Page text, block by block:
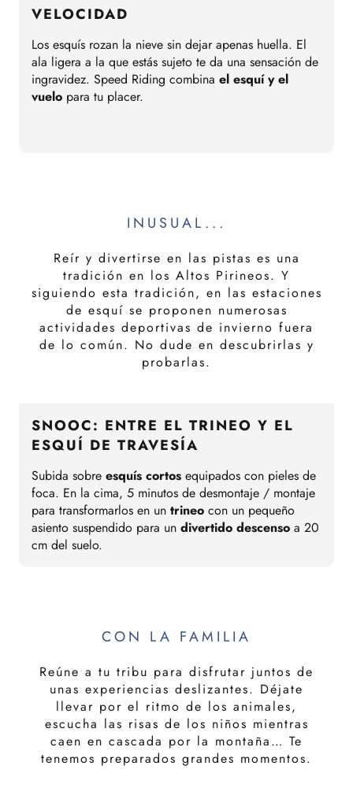
VELOCIDAD
Los esquís rozan la nieve sin dejar apenas huella. El
ala ligera a la que estás sujeto te da una sensación de
ingravidez. Speed Riding combina el esquí y el
vuelo para tu placer.
INUSUAL...
Reír y divertirse en las pistas es una
tradición en los Altos Pirineos. Y
siguiendo esta tradición, en las estaciones
de esquí se proponen numerosas
actividades deportivas de invierno fuera
de lo común. No dude en descubrirlas y
probarlas.
SNOOC: ENTRE EL TRINEO Y EL
ESQUÍ DE TRAVESÍA
Subida sobre esquís cortos equipados con pieles de
foca. En la cima, 5 minutos de desmontaje / montaje
para transformarlos en un trineo con un pequeño
asiento suspendido para un divertido descenso a 20
cm del suelo.
CON LA FAMILIA
Reúne a tu tribu para disfrutar juntos de
unas experiencias deslizantes. Déjate
llevar por el ritmo de los animales,
escucha las risas de los niños mientras
caen en cascada por la montaña… Te
tenemos preparados grandes momentos.